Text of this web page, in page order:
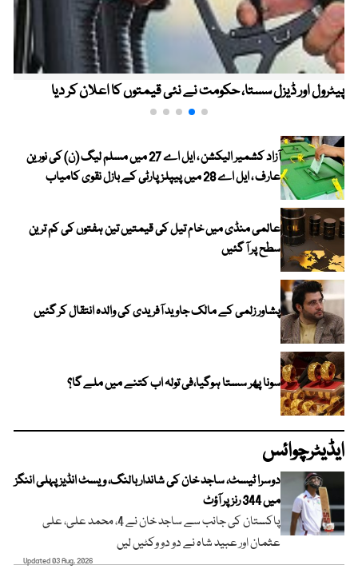
پیٹرول اور ڈیزل سستا، حکومت نے نئی قیمتوں کا اعلان کر دیا
آزاد کشمیر الیکشن ، ایل اے 27 میں مسلم لیگ (ن) کی نورین
عارف ، ایل اے 28 میں پیپلز پارٹی کے بازل نقوی کامیاب
عالمی منڈی میں خام تیل کی قیمتیں تین ہفتوں کی کم ترین
سطح پر آ گئیں
پشاور زلمی کے مالک جاوید آفریدی کی والدہ انتقال کر گئیں
سونا پھر سستا ہوگیا،فی تولہ اب کتنے میں ملے گا؟
ایڈیٹرچوائس
دوسرا ٹیسٹ، ساجد خان کی شاندار بالنگ، ویسٹ انڈیز پہلی اننگز
میں 344 رنز پر آؤٹ
پاکستان کی جانب سے ساجد خان نے 4، محمد علی، علی
عثمان اور عبید شاہ نے دو دو وکٹیں لیں
Updated 03 Aug, 2026